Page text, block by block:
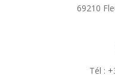
69210
Tél :